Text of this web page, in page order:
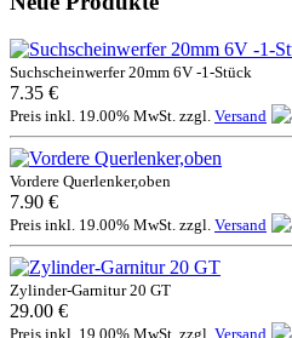
Suchscheinwerfer 20mm 6V -1-Stück
7.35 €
Preis inkl. 19.00% MwSt. zzgl. Versand
Vordere Querlenker,oben
7.90 €
Preis inkl. 19.00% MwSt. zzgl. Versand
Zylinder-Garnitur 20 GT
29.00 €
Preis inkl. 19.00% MwSt. zzgl. Versand